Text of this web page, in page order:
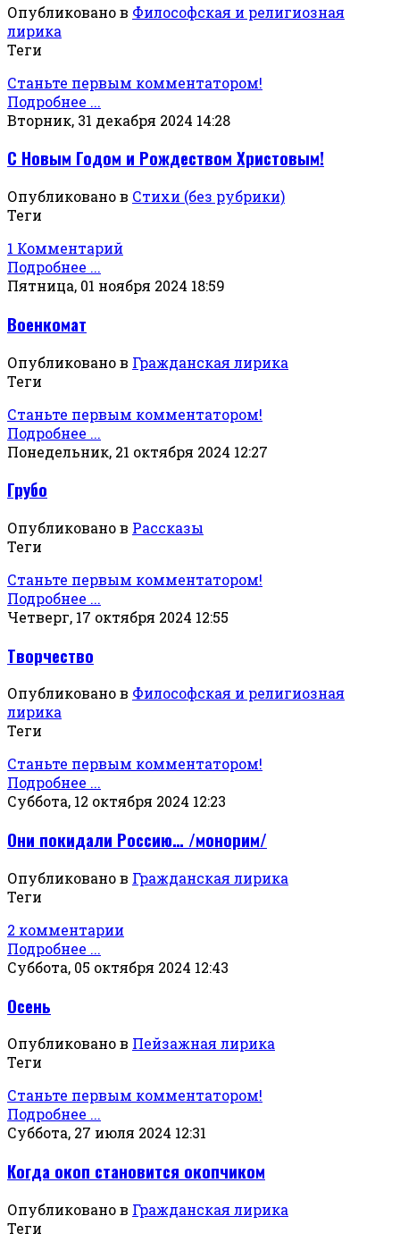
Опубликовано в Философская и религиозная
лирика
Теги
Станьте первым комментатором!
Подробнее ...
Вторник, 31 декабря 2024 14:28
С Новым Годом и Рождеством Христовым!
Опубликовано в Стихи (без рубрики)
Теги
1 Комментарий
Подробнее ...
Пятница, 01 ноября 2024 18:59
Военкомат
Опубликовано в Гражданская лирика
Теги
Станьте первым комментатором!
Подробнее ...
Понедельник, 21 октября 2024 12:27
Грубо
Опубликовано в Рассказы
Теги
Станьте первым комментатором!
Подробнее ...
Четверг, 17 октября 2024 12:55
Творчество
Опубликовано в Философская и религиозная
лирика
Теги
Станьте первым комментатором!
Подробнее ...
Суббота, 12 октября 2024 12:23
Они покидали Россию… /монорим/
Опубликовано в Гражданская лирика
Теги
2 комментарии
Подробнее ...
Суббота, 05 октября 2024 12:43
Осень
Опубликовано в Пейзажная лирика
Теги
Станьте первым комментатором!
Подробнее ...
Суббота, 27 июля 2024 12:31
Когда окоп становится окопчиком
Опубликовано в Гражданская лирика
Теги